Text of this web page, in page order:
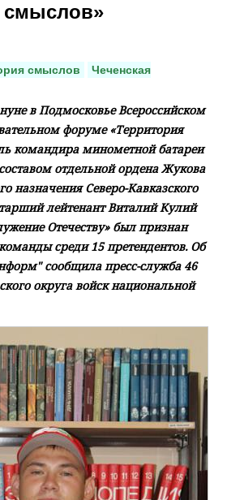
смыслов»
смыслов
Чеченская
в Подмосковье Всероссийском
форуме «Территория
командира минометной батареи
отдельной ордена Жукова
назначения Северо-Кавказского
лейтенант Виталий Кулий
Отечеству» был признан
среди 15 претендентов. Об
сообщила пресс-служба 46
округа войск национальной